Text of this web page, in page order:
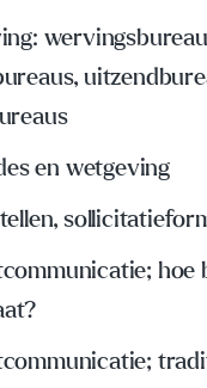
en wetgeving
hoe